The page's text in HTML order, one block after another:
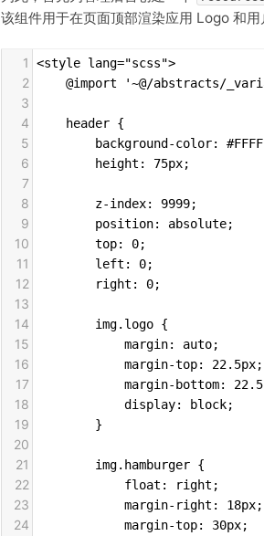
该组件用于在页面顶部渲染应用 Logo 和
1 <style lang="scss">
2
@import '~@/abstracts/
3
4
    header {
5
background-color:
6
        height: 75px;
7
8
        z-index: 9999;
9
        position: absolute;
10
        top: 0;
11
        left: 0;
12
        right: 0;
13
14
        img.logo {
15
            margin: auto;
16
            margin-top: 22.5px;
17
margin-bottom:
18
            display: block;
19
        }
20
21
        img.hamburger {
22
            float: right;
23
            margin-right: 18px;
24
            margin-top: 30px;